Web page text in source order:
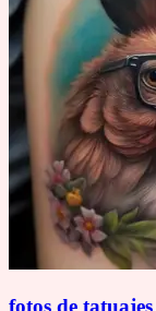
fotos de tatuajes